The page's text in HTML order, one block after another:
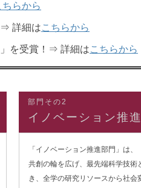
ちらから
詳細はこちらから
を受賞！⇒ 詳細はこちらから
部門その2
イノベーション推
「イノベーション推進部門」は
共創の輪を広げ、最先端科学技
き、全学の研究リソースから社